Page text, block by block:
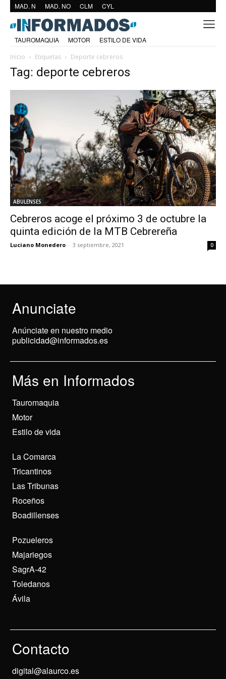
MAD. N MAD. NO CLM CYL
TAUROMAQUIA MOTOR
ESTILO DE VIDA
Inicio
Etiquetas Deporte cebreros
Tag: deporte cebreros
ABULENSES
Cebreros acoge el próximo 3 de octubre la
quinta edición de la MTB Cebrereña
Luciano Monedero - 3 septiembre, 2021 0
Anunciate
Anúnciate en nuestro medio
publicidad@informados.es
Más en Informados
Tauromaquia
Motor
Estilo de vida
La Comarca
Tricantinos
Las Tribunas
Roceños
Boadillenses
Pozueleros
Majariegos
SagrA-42
Toledanos
Ávila
Contacto
digital@alaurco.es